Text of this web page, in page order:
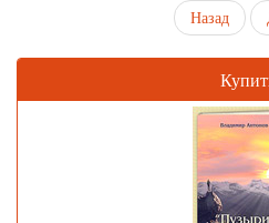
Назад